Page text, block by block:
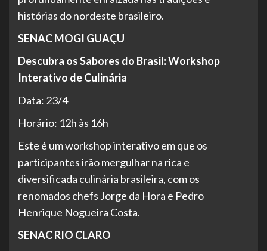
histórias do nordeste brasileiro.
SENAC MOGI GUAÇU
Descubra os Sabores do Brasil: Workshop
Interativo de Culinária
Data: 23/4
Horário: 12h às 16h
Este é um workshop interativo em que os
participantes irão mergulhar na rica e
diversificada culinária brasileira, com os
renomados chefs Jorge da Hora e Pedro
Henrique Nogueira Costa.
SENAC RIO CLARO